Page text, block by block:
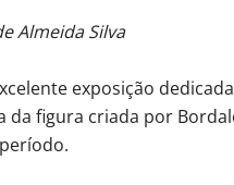
Almeida Silva
exposição
da figura criada por